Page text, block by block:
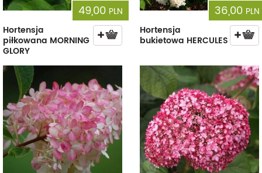
49,00 PLN
Hortensja
piłkowana MORNING
GLORY
36,00 PLN
Hortensja
bukietowa HERCULES